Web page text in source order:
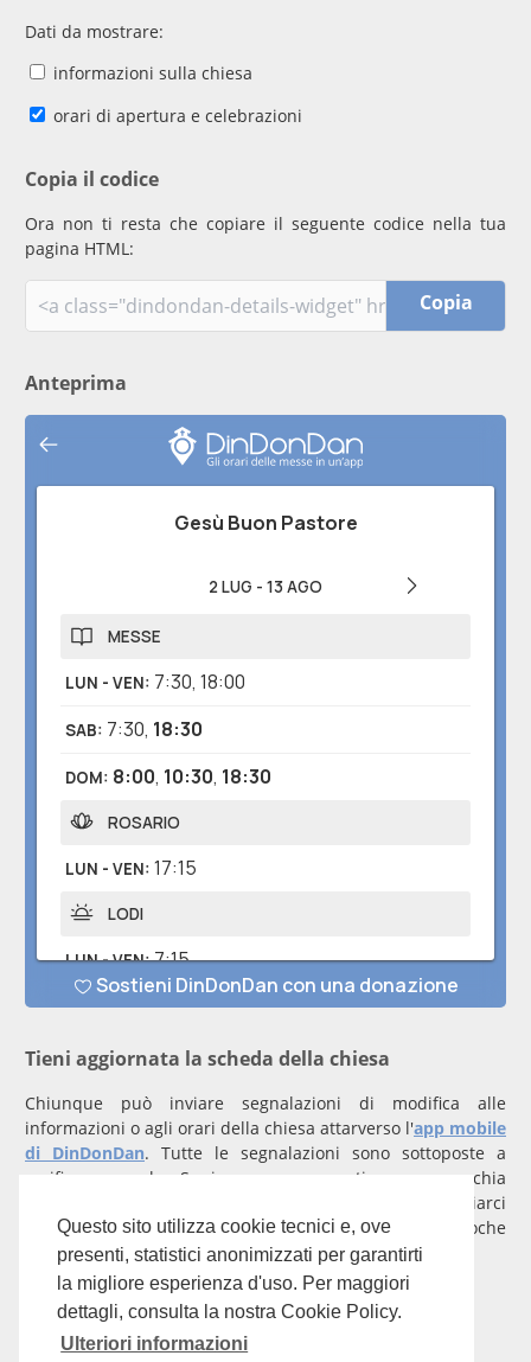
Questo sito utilizza cookie tecnici e, ove
presenti, statistici anonimizzati per garantirti
la migliore esperienza d'uso. Per maggiori
dettagli, consulta la nostra Cookie Policy.
Ulteriori informazioni
Dati da mostrare:
informazioni sulla chiesa
orari di apertura e celebrazioni
Copia il codice
Ora non ti resta che copiare il seguente codice nella tua
pagina HTML:
Copia
Anteprima
Tieni aggiornata la scheda della chiesa
Chiunque può inviare segnalazioni di modifica alle
informazioni o agli orari della chiesa attarverso l'app mobile
di DinDonDan. Tutte le segnalazioni sono sottoposte a
verifica manuale. Se invece rappresenti una parrocchia
con un account verificato per inviarci
comunicazioni prioritarie che saranno gestite entro poche
Per qualunque domanda scrivi ainfo@dindondan.app